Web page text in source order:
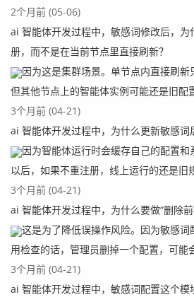
2个月前 (05-06)
ai 智能体开发过程中，敏感词修改后，为
册，而不是在当前节点里直接刷新？
因为这是集群场景。单节点内直接刷新
但其他节点上的智能体实例可能还是旧配
3个月前 (04-21)
ai 智能体开发过程中，为什么更新敏感词
因为智能体运行时会缓存自己的配置
以后，如果不重注册，线上运行的还是旧
3个月前 (04-21)
ai 智能体开发过程中，为什么要做“删除
这是为了降低误操作风险。因为敏感词
用检查的话，管理员删掉一个配置，可能
3个月前 (04-21)
ai 智能体开发过程中，敏感词配置这个模